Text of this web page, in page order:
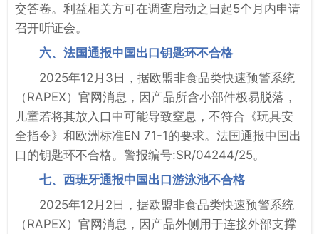
交答卷。利益相关方可在调查启动之日起5个月内申请
召开听证会。
六、法国通报中国出口钥匙环不合格
2025年12月3日，据欧盟非食品类快速预警系统
（RAPEX）官网消息，因产品所含小部件极易脱落，
儿童若将其放入口中可能导致窒息，不符合《玩具安
全指令》和欧洲标准EN 71-1的要求。法国通报中国出
口的钥匙环不合格。警报编号:SR/04244/25。
七、西班牙通报中国出口游泳池不合格
2025年12月2日，据欧盟非食品类快速预警系统
（RAPEX）官网消息，因产品外侧用于连接外部支撑